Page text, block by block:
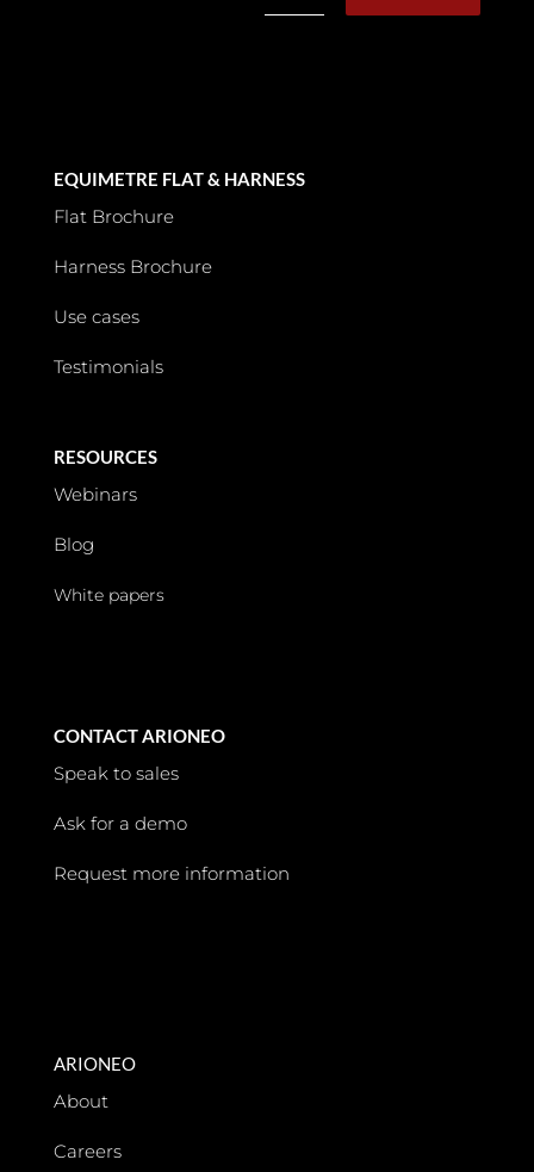
EQUIMETRE FLAT & HARNESS
Flat Brochure
Harness Brochure
Use cases
Testimonials
RESOURCES
Webinars
Blog
White papers
CONTACT ARIONEO
Speak to sales
Ask for a demo
Request more information
ARIONEO
About
Careers